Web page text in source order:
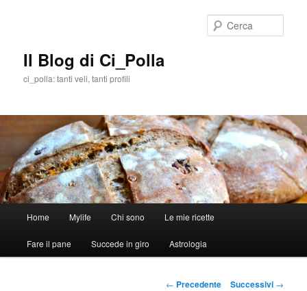
Il Blog di Ci_Polla
ci_polla: tanti veli, tanti profili
principale
Vai
al
Home Mylife Chi sono Le mie ricette
Fare il pane Succede in giro Astrologia
Navigazione
← Precedente Successivi →